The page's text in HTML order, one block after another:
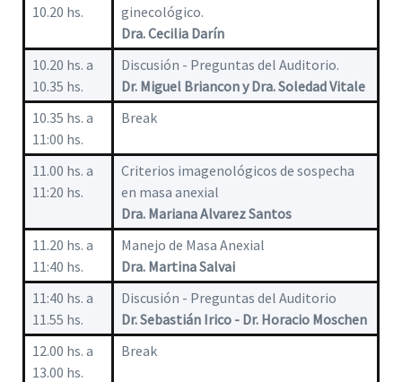
10.20 hs.
ginecológico.
Dra. Cecilia Darín
10.20 hs. a
10.35 hs.
Discusión - Preguntas del Auditorio.
Dr. Miguel Briancon y Dra. Soledad Vitale
10.35 hs. a
11:00 hs.
Break
11.00 hs. a
11:20 hs.
Criterios imagenológicos de sospecha
en masa anexial
Dra. Mariana Alvarez Santos
11.20 hs. a
11:40 hs.
Manejo de Masa Anexial
Dra. Martina Salvai
11:40 hs. a
11.55 hs.
Discusión - Preguntas del Auditorio
Dr. Sebastián Irico - Dr. Horacio Moschen
12.00 hs. a
13.00 hs.
Break